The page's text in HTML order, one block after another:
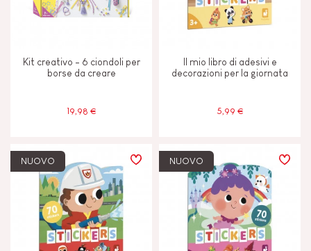
Kit creativo - 6 ciondoli per
borse da creare
19,98 €
Il mio libro di adesivi e
decorazioni per la giornata
5,99 €
NUOVO NUOVO